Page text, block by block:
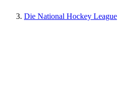
Die National Hockey League